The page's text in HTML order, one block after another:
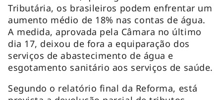
Tributária, os brasileiros podem enfrentar um
aumento médio de 18% nas contas de água.
A medida, aprovada pela Câmara no último
dia 17, deixou de fora a equiparação dos
serviços de abastecimento de água e
esgotamento sanitário aos serviços de saúde.
Segundo o relatório final da Reforma, está